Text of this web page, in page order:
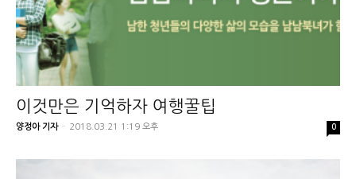
이것만은 기억하자 여행꿀팁
양정아 기자 - 2018.03.21 1:19 오후 0